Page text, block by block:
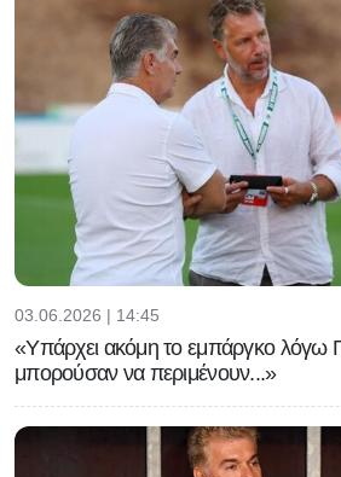
03.06.2026 | 14:45
«Υπάρχει ακόμη το εμπάργκο λόγω
μπορούσαν να περιμένουν...»